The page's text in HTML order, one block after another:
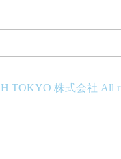
TOKYO 株式会社 All